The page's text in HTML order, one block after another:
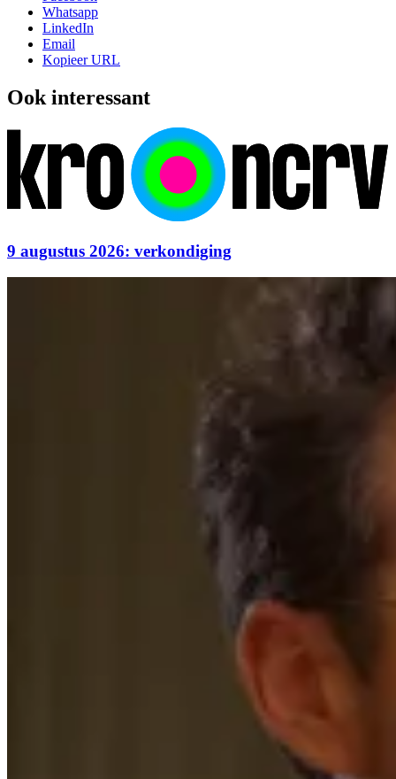
Whatsapp
LinkedIn
Email
Kopieer URL
Ook interessant
9 augustus 2026: verkondiging